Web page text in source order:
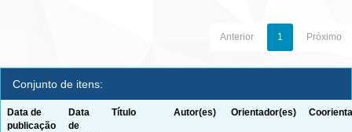
Anterior 1 Próximo
Conjunto de itens:
Data de
publicação
Data
de
Título Autor(es) Orientador(es)